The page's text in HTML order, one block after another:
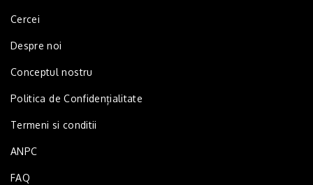
Cercei
Despre noi
Conceptul nostru
Politica de Confidențialitate
Termeni si conditii
ANPC
FAQ